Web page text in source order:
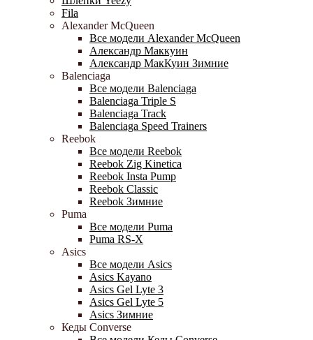
Fila
Alexander McQueen
Все модели Alexander McQueen
Александр Маккуин
Александр МакКуин Зимние
Balenciaga
Все модели Balenciaga
Balenciaga Triple S
Balenciaga Track
Balenciaga Speed Trainers
Reebok
Все модели Reebok
Reebok Zig Kinetica
Reebok Insta Pump
Reebok Classic
Reebok Зимние
Puma
Все модели Puma
Puma RS-X
Asics
Все модели Asics
Asics Kayano
Asics Gel Lyte 3
Asics Gel Lyte 5
Asics Зимние
Кеды Converse